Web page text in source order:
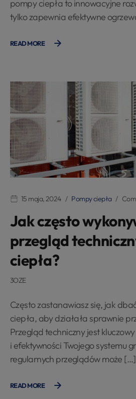
pompy ciepła to innowacyjne
tylko zapewnia efektywne
READ MORE
15 maja, 2024 Pompy ciepła
Jak często
przegląd
ciepła?
3OZE
Często zastanawiasz się, jak
ciepła, aby działała sprawnie
Przegląd techniczny jest
i efektywności Twojego systemu
regularnych przeglądów może […]
READ MORE